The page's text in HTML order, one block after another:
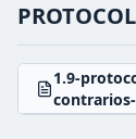
1.9-